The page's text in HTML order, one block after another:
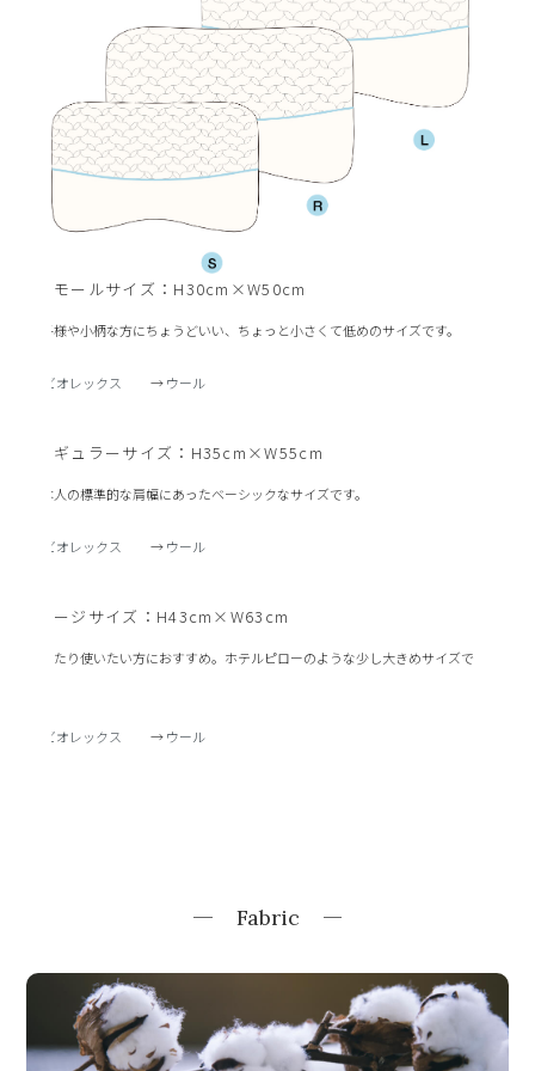
Sスモールサイズ：H30cm×W50cm
お子様や小柄な方にちょうどいい、ちょっと小さくて低めのサイズです。
ビオレックス →ウール
Rレギュラーサイズ：H35cm×W55cm
日本人の標準的な肩幅にあったベーシックなサイズです。
ビオレックス →ウール
Lラージサイズ：H43cm×W63cm
ゆったり使いたい方におすすめ。ホテルピローのような少し大きめサイズで
ビオレックス →ウール
Fabric